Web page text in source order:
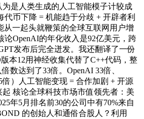
是人类生成的人工智能模子计较成
代币下降 = 机能趋于分歧 + 开辟者利
从一起头就鞭策的全球互联网用户增
论OpenAI的年化收入是92亿美元，跨
发布后完全迸发。我还翻译了一份
本12用神经收集代替了C++代码，整
数达到了33倍。OpenAI 33倍、
倍）人工智能变现 = 合作加剧 + 开源
核论全球科技市场市值领先者：美
年5月排名前30的公司中有70%来自
的创始人和通俗合股人？利用